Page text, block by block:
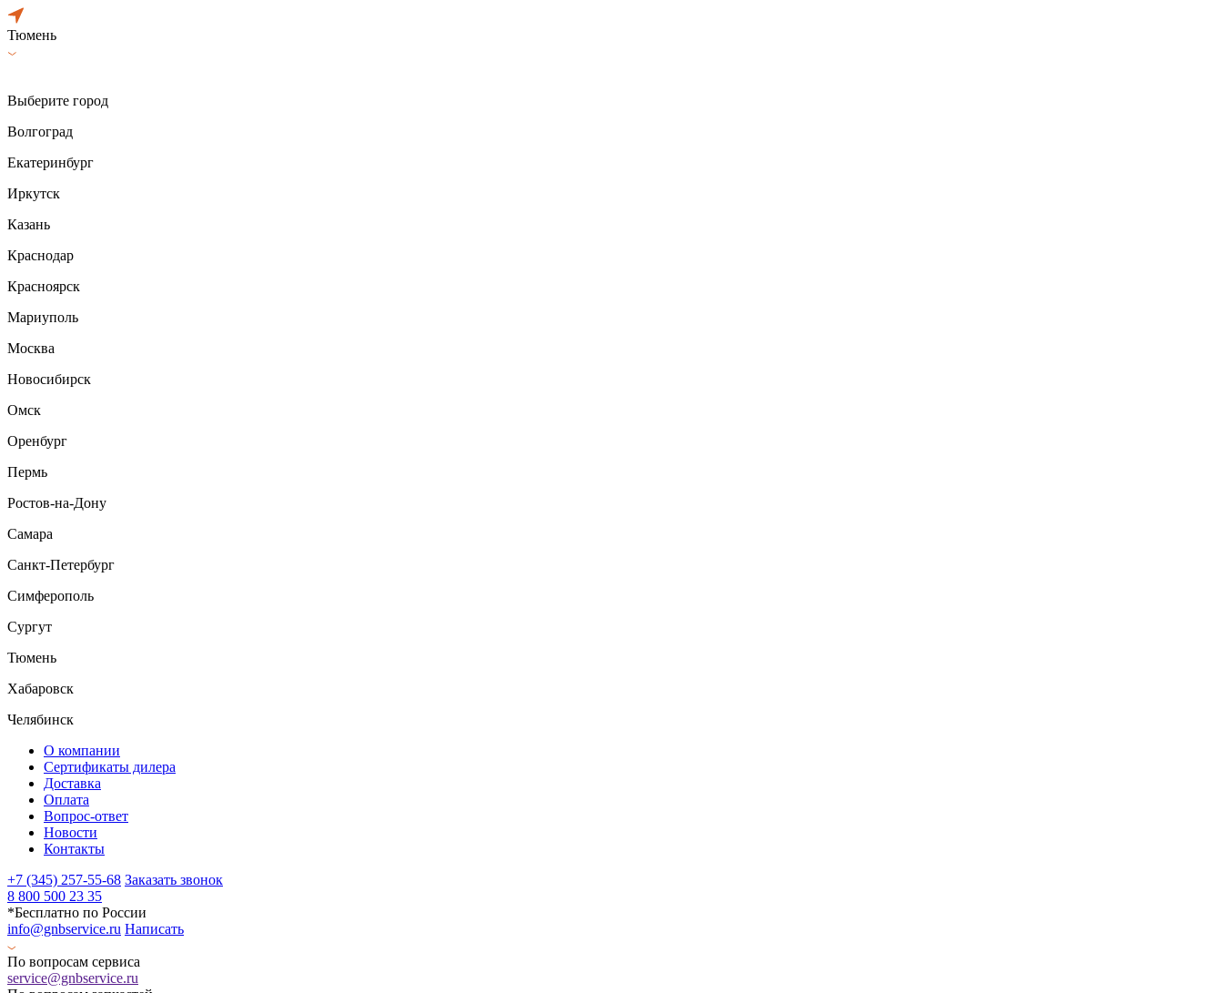
Тюмень
Выберите город
Волгоград
Екатеринбург
Иркутск
Казань
Краснодар
Красноярск
Мариуполь
Москва
Новосибирск
Омск
Оренбург
Пермь
Ростов-на-Дону
Самара
Санкт-Петербург
Симферополь
Сургут
Тюмень
Хабаровск
Челябинск
О компании
Сертификаты дилера
Доставка
Оплата
Вопрос-ответ
Новости
Контакты
+7 (345) 257-55-68 Заказать звонок
8 800 500 23 35
*Бесплатно по России
info@gnbservice.ru Написать
По вопросам сервиса
service@gnbservice.ru